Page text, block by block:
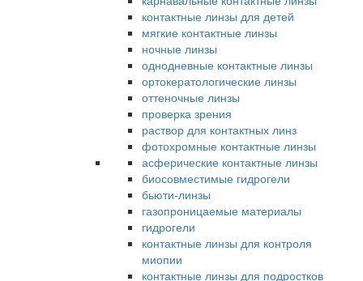
контактные линзы для детей
мягкие контактные линзы
ночные линзы
однодневные контактные линзы
ортокератологические линзы
оттеночные линзы
проверка зрения
раствор для контактных линз
фотохромные контактные линзы
асферические контактные линзы
биосовместимые гидрогели
бьюти-линзы
газопроницаемые материалы
гидрогели
контактные линзы для контроля
миопии
контактные линзы для подростков